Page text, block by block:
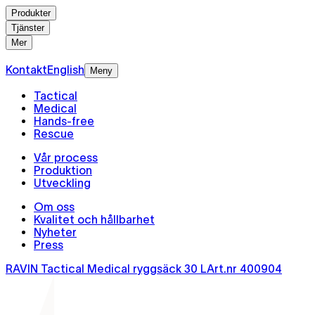
Produkter
Tjänster
Mer
KontaktEnglish Meny
Tactical
Medical
Hands-free
Rescue
Vår process
Produktion
Utveckling
Om oss
Kvalitet och hållbarhet
Nyheter
Press
RAVIN Tactical Medical ryggsäck 30 LArt.nr 400904